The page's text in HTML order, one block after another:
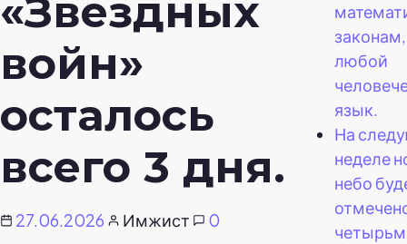
«Звездных
войн»
осталось
всего 3 дня.
27.06.2026 Имжист
0
любой
язык.
На
неделе
небо